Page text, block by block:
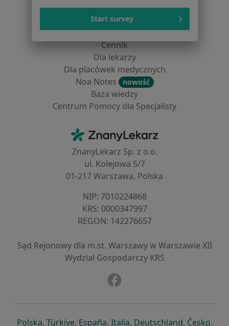
Blog dla pacjentów
Dla profesjonalistów
Cennik
Dla lekarzy
Dla placówek medycznych
Noa Notes
nowość
Baza wiedzy
Centrum Pomocy dla Specjalisty
ZnanyLekarz - Strona główna
ZnanyLekarz Sp. z o.o.
ul. Kolejowa 5/7
01-217 Warszawa, Polska
NIP: ⁠7010224868
KRS: ⁠0000347997
REGON: ⁠142276657
Sąd Rejonowy dla m.st. Warszawy w Warszawie XII
Wydział Gospodarczy KRS
Polskaotwiera się w nowej karcie
, Türkiyeotwiera się w nowej karcie
, Españaotwiera się w nowej karcie
, Italiaotwiera się w nowej
, Deutschlandotwiera się
, Česko,
Start survey